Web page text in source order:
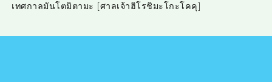
เทศกาลมันโตมิตามะ [ศาลเจ้าฮิโรชิมะโกะโคคุ]